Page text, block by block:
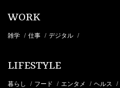
WORK
雑学 / 仕事 / デジタル /
LIFESTYLE
暮らし / フード / エンタメ / ヘルス /